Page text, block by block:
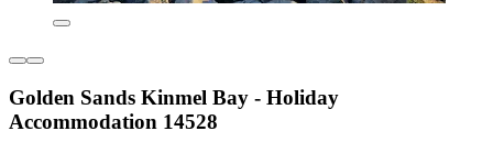
Golden Sands Kinmel Bay - Holiday
Accommodation 14528